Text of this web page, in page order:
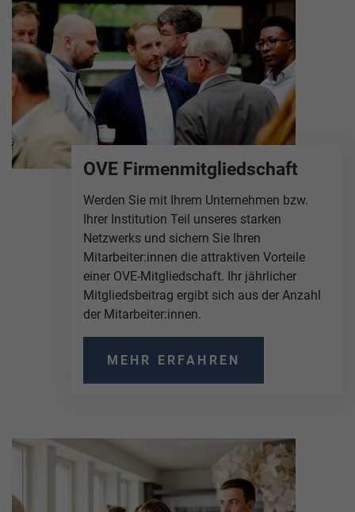
OVE Firmenmitgliedschaft
Werden Sie mit Ihrem Unternehmen bzw.
Ihrer Institution Teil unseres starken
Netzwerks und sichern Sie Ihren
Mitarbeiter:innen die attraktiven Vorteile
einer OVE-Mitgliedschaft. Ihr jährlicher
Mitgliedsbeitrag ergibt sich aus der Anzahl
der Mitarbeiter:innen.
MEHR ERFAHREN